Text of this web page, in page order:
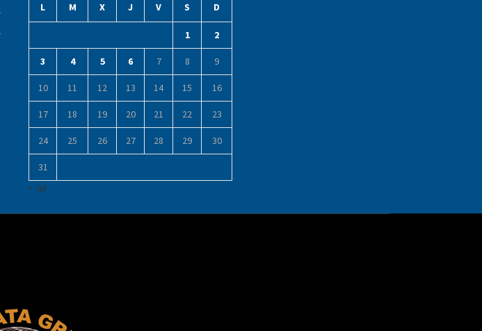
L M X J V S D
1 2
3 4 5 6 7 8 9
10 11 12 13 14 15 16
17 18 19 20 21 22 23
24 25 26 27 28 29 30
31
« Jul